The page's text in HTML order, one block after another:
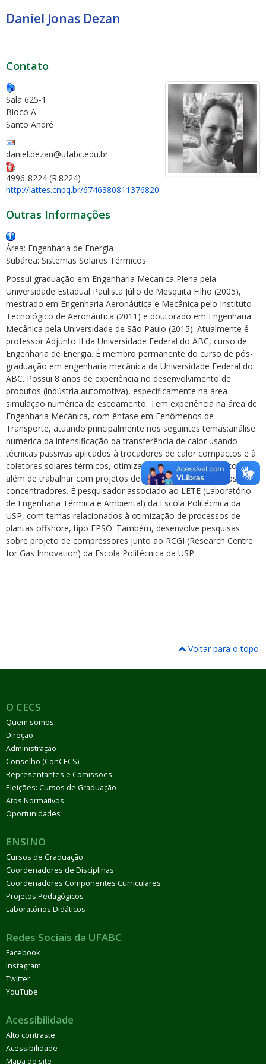
Daniel Jonas Dezan
Contato
Sala 625-1
Bloco A
Santo André
daniel.dezan@ufabc.edu.br
4996-8224 (R.8224)
http://lattes.cnpq.br/6746380811376820
Outras Informações
Área: Engenharia de Energia
Subárea: Sistemas Solares Térmicos
Possui graduação em Engenharia Mecanica Plena pela
Universidade Estadual Paulista Júlio de Mesquita Filho (2005),
mestrado em Engenharia Aeronáutica e Mecânica pelo Instituto
Tecnológico de Aeronáutica (2011) e doutorado em Engenharia
Mecânica pela Universidade de São Paulo (2015). Atualmente é
professor Adjunto II da Universidade Federal do ABC, curso de
Engenharia de Energia. É membro permanente do curso de pós-
graduação em engenharia mecânica da Universidade Federal do
ABC. Possui 8 anos de experiência no desenvolvimento de
produtos (indústria automotiva), especificamente na área
simulação numérica de escoamento. Tem experiência na área de
Engenharia Mecânica, com ênfase em Fenômenos de
Transporte, atuando principalmente nos seguintes temas:análise
numérica da intensificação da transferência de calor usando
técnicas passivas aplicados à trocadores de calor compactos e à
coletores solares térmicos, otimização de sistemas térmicos,
além de trabalhar com projetos de coletores solares planos e
concentradores. É pesquisador associado ao LETE (Laboratório
de Engenharia Térmica e Ambiental) da Escola Politécnica da
USP, com temas relacionados à otimização de processos de
plantas offshore, tipo FPSO. Também, desenvolve pesquisas
sobre projeto de compressores junto ao RCGI (Research Centre
for Gas Innovation) da Escola Politécnica da USP.
Voltar para o topo
O CECS
Quem somos
Direção
Administração
Conselho (ConCECS)
Representantes e Comissões
Eleições: Cursos de Graduação
Atos Normativos
Oportunidades
ENSINO
Cursos de Graduação
Coordenadores de Disciplinas
Coordenadores Componentes Curriculares
Projetos Pedagógicos
Laboratórios Didáticos
Redes Sociais da UFABC
Facebook
Instagram
Twitter
YouTube
Acessibilidade
Alto contraste
Acessibilidade
Mapa do site